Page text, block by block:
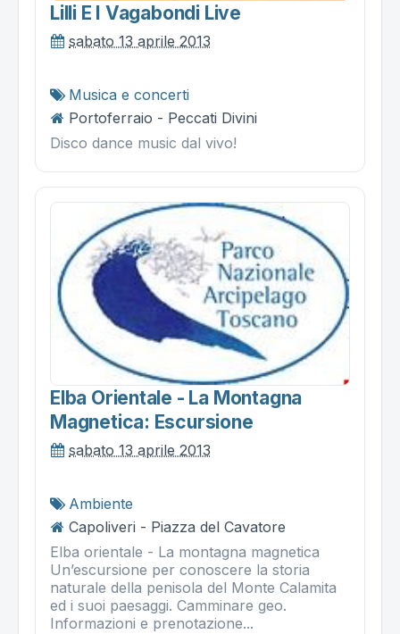
Lilli E I Vagabondi Live
sabato 13 aprile 2013
Musica e concerti
Portoferraio - Peccati Divini
Disco dance music dal vivo!
Elba Orientale - La Montagna
Magnetica: Escursione
sabato 13 aprile 2013
Ambiente
Capoliveri - Piazza del Cavatore
Elba orientale - La montagna magnetica
Un’escursione per conoscere la storia
naturale della penisola del Monte Calamita
ed i suoi paesaggi. Camminare geo.
Informazioni e prenotazione...